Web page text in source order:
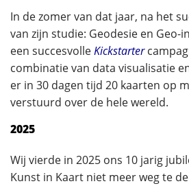
In de zomer van dat jaar, na het
van zijn studie: Geodesie en Geo-
een succesvolleKickstarter
combinatie van data visualisatie
er in 30 dagen tijd 20 kaarten op
verstuurd over de hele wereld.
2025
Wij vierde in 2025 ons 10 jarig
Kunst in Kaart niet meer weg te